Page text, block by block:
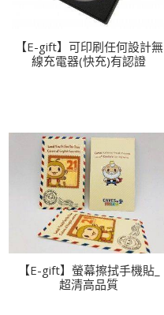
【E-gift】可印刷任何設計無
線充電器(快充)有認證
【E-gift】螢幕擦拭手機貼_
超清高品質